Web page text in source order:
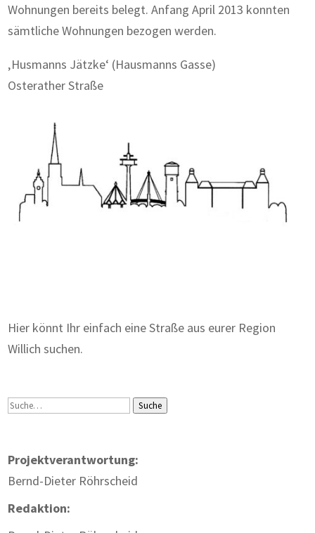
Wohnungen bereits belegt. Anfang April 2013 konnten
sämtliche Wohnungen bezogen werden.
‚Husmanns Jätzke‘ (Hausmanns Gasse)
Osterather Straße
Hier könnt Ihr einfach eine Straße aus eurer Region
Willich suchen.
Suche Suche
Projektverantwortung:
Bernd-Dieter Röhrscheid
Redaktion: